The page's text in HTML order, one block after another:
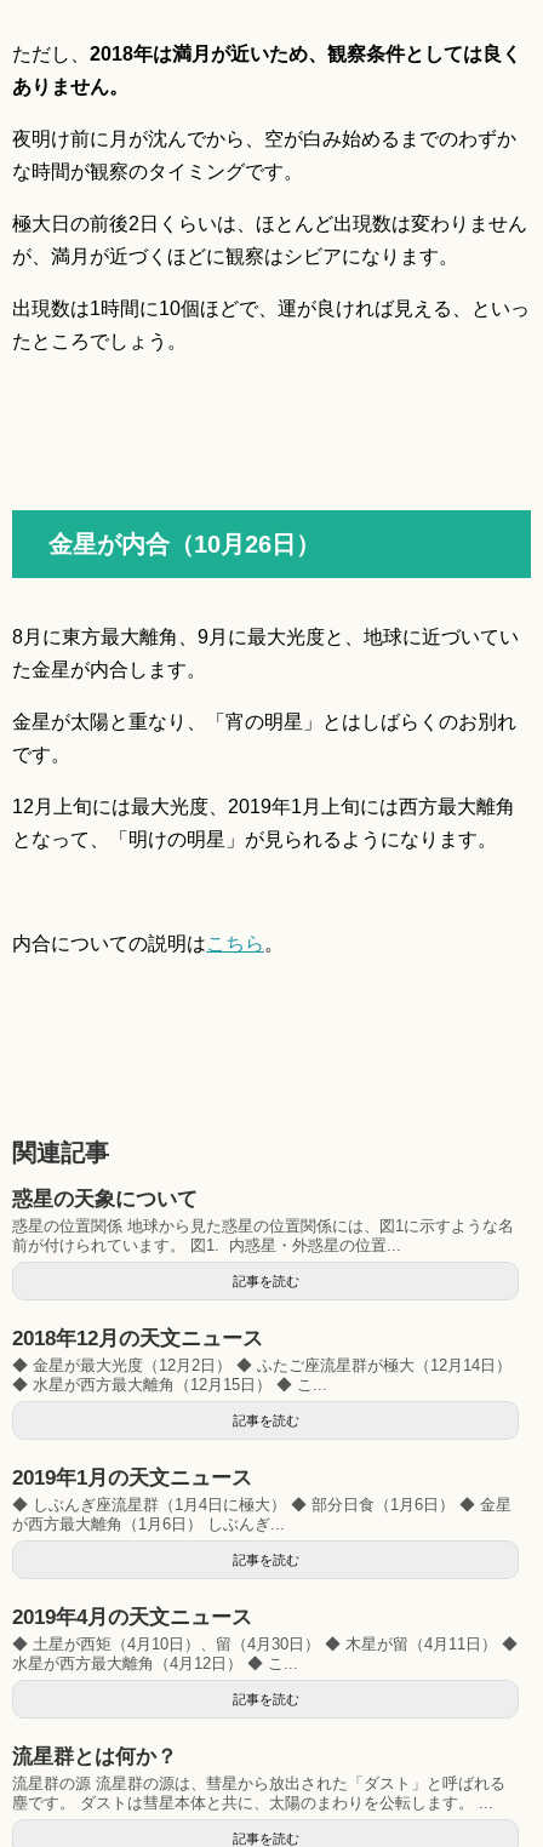
ただし、 2018年は満月が近いため、観察条件としては良く
ありません。
夜明け前に月が沈んでから、空が白み始めるまでのわずか
な時間が観察のタイミングです。
極大日の前後2日くらいは、ほとんど出現数は変わりません
が、満月が近づくほどに観察はシビアになります。
出現数は1時間に10個ほどで、運が良ければ見える、といっ
たところでしょう。
金星が内合（10月26日）
8月に東方最大離角、9月に最大光度と、地球に近づいてい
た金星が内合します。
金星が太陽と重なり、「宵の明星」とはしばらくのお別れ
です。
12月上旬には最大光度、2019年1月上旬には西方最大離角
となって、「明けの明星」が見られるようになります。
内合についての説明はこちら 。
関連記事
惑星の天象について
惑星の位置関係 地球から見た惑星の位置関係には、図1に示すような名
前が付けられています。 図1. 内惑星・外惑星の位置...
記事を読む
2018年12月の天文ニュース
◆ 金星が最大光度（12月2日） ◆ ふたご座流星群が極大（12月14日）
◆ 水星が西方最大離角（12月15日） ◆ こ...
記事を読む
2019年1月の天文ニュース
◆ しぶんぎ座流星群（1月4日に極大） ◆ 部分日食（1月6日） ◆ 金星
が西方最大離角（1月6日） しぶんぎ...
記事を読む
2019年4月の天文ニュース
◆ 土星が西矩（4月10日）、留（4月30日） ◆ 木星が留（4月11日） ◆
水星が西方最大離角（4月12日） ◆ こ...
記事を読む
流星群とは何か？
流星群の源 流星群の源は、彗星から放出された「ダスト」と呼ばれる
塵です。 ダストは彗星本体と共に、太陽のまわりを公転します。 ...
記事を読む